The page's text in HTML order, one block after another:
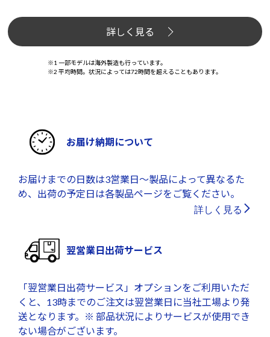
詳しく見る
※1 一部モデルは海外製造も行っています。
※2 平均時間。状況によっては72時間を超えることもあります。
お届け納期について
お届けまでの日数は3営業日～製品によって異なるた
め、出荷の予定日は各製品ページをご覧ください。
詳しく見る
翌営業日出荷サービス
「翌営業日出荷サービス」オプションをご利用いただ
くと、13時までのご注文は翌営業日に当社工場より発
送となります。※ 部品状況によりサービスが使用でき
ない場合がございます。